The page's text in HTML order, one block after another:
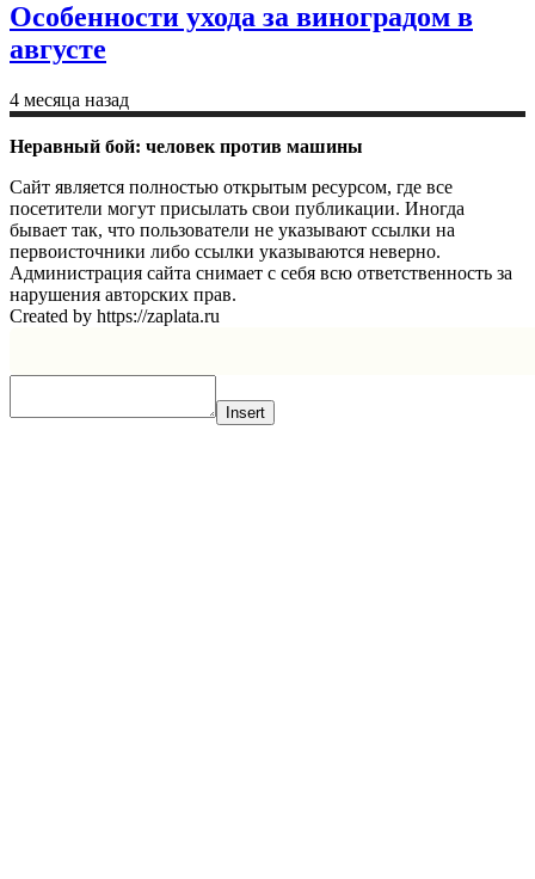
Особенности ухода за виноградом в
августе
4 месяца назад
Неравный бой: человек против машины
Сайт является полностью открытым ресурсом, где все
посетители могут присылать свои публикации. Иногда
бывает так, что пользователи не указывают ссылки на
первоисточники либо ссылки указываются неверно.
Администрация сайта снимает с себя всю ответственность за
нарушения авторских прав.
Created by https://zaplata.ru
Insert